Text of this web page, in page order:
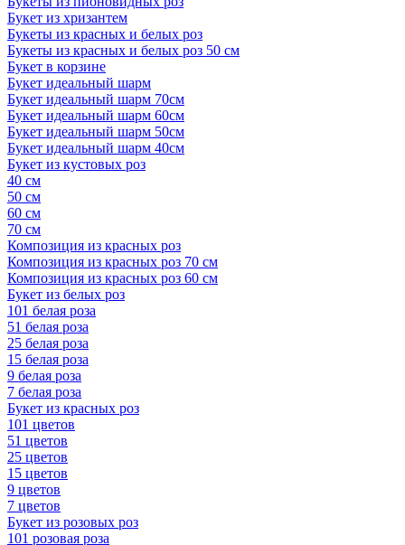
Букет из хризантем
Букеты из красных и белых роз
Букеты из красных и белых роз 50 см
Букет в корзине
Букет идеальный шарм
Букет идеальный шарм 70см
Букет идеальный шарм 60см
Букет идеальный шарм 50см
Букет идеальный шарм 40см
Букет из кустовых роз
40 см
50 см
60 см
70 см
Композиция из красных роз
Композиция из красных роз 70 см
Композиция из красных роз 60 см
Букет из белых роз
101 белая роза
51 белая роза
25 белая роза
15 белая роза
9 белая роза
7 белая роза
Букет из красных роз
101 цветов
51 цветов
25 цветов
15 цветов
9 цветов
7 цветов
Букет из розовых роз
101 розовая роза